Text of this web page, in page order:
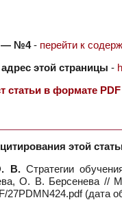
— №4- перейти к
этой страницы -
статьи в формате PDF
этой
В.Стратегии
О. В. Берсенева //
27PDMN424.pdf (дата